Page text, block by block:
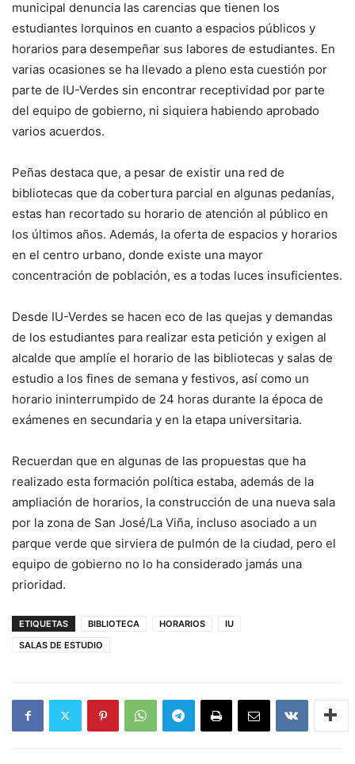
municipal denuncia las carencias que tienen los
estudiantes lorquinos en cuanto a espacios públicos y
horarios para desempeñar sus labores de estudiantes. En
varias ocasiones se ha llevado a pleno esta cuestión por
parte de IU-Verdes sin encontrar receptividad por parte
del equipo de gobierno, ni siquiera habiendo aprobado
varios acuerdos.
Peñas destaca que, a pesar de existir una red de
bibliotecas que da cobertura parcial en algunas pedanías,
estas han recortado su horario de atención al público en
los últimos años. Además, la oferta de espacios y horarios
en el centro urbano, donde existe una mayor
concentración de población, es a todas luces insuficientes.
Desde IU-Verdes se hacen eco de las quejas y demandas
de los estudiantes para realizar esta petición y exigen al
alcalde que amplíe el horario de las bibliotecas y salas de
estudio a los fines de semana y festivos, así como un
horario ininterrumpido de 24 horas durante la época de
exámenes en secundaria y en la etapa universitaria.
Recuerdan que en algunas de las propuestas que ha
realizado esta formación política estaba, además de la
ampliación de horarios, la construcción de una nueva sala
por la zona de San José/La Viña, incluso asociado a un
parque verde que sirviera de pulmón de la ciudad, pero el
equipo de gobierno no lo ha considerado jamás una
prioridad.
ETIQUETAS BIBLIOTECA HORARIOS
IU
SALAS DE ESTUDIO